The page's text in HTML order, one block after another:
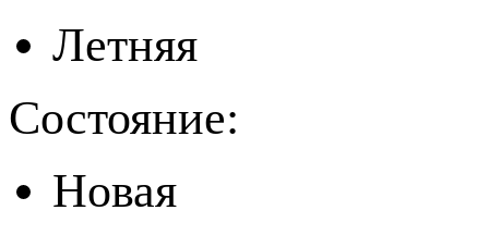
Летняя
Состояние:
Новая